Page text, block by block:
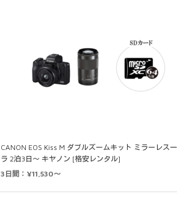
CANON EOS Kiss M ダブルズームキット ミラーレス
ラ 2泊3日～ キヤノン [格安レンタル]
3日間：¥11,530～